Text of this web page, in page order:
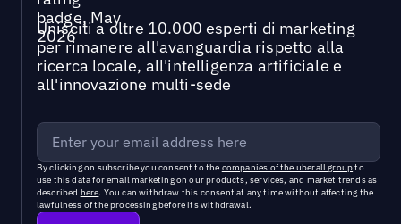
Unisciti a oltre 10.000 esperti di marketing
per rimanere all'avanguardia rispetto alla
ricerca locale, all'intelligenza artificiale e
all'innovazione multi-sede
By clicking on subscribe you consent to the companies of the uberall groupto
use this data for email marketing on our products, services, and market trends as
described here. You can withdraw this consent at any time without affecting the
lawfulness of the processing before its withdrawal.